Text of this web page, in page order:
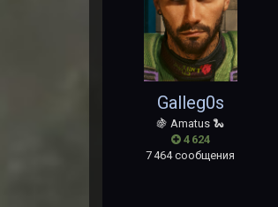
Galleg0s
🍇 Amatus 🐍
4 624
7 464 сообщения